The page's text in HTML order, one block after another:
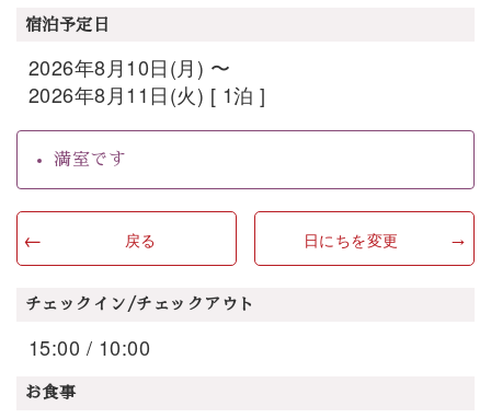
宿泊予定日
2026年8月10日(月) 〜
2026年8月11日(火) [ 1泊 ]
満室です
戻る 日にちを変更
チェックイン/チェックアウト
15:00 / 10:00
お食事